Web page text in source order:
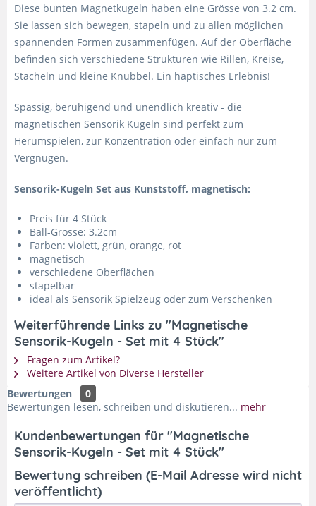
Diese bunten Magnetkugeln haben eine Grösse von 3.2 cm.
Sie lassen sich bewegen, stapeln und zu allen möglichen
spannenden Formen zusammenfügen. Auf der Oberfläche
befinden sich verschiedene Strukturen wie Rillen, Kreise,
Stacheln und kleine Knubbel. Ein haptisches Erlebnis!
Spassig, beruhigend und unendlich kreativ - die
magnetischen Sensorik Kugeln sind perfekt zum
Herumspielen, zur Konzentration oder einfach nur zum
Vergnügen.
Sensorik-Kugeln Set aus Kunststoff, magnetisch:
Preis für 4 Stück
Ball-Grösse: 3.2cm
Farben: violett, grün, orange, rot
magnetisch
verschiedene Oberflächen
stapelbar
ideal als Sensorik Spielzeug oder zum Verschenken
Weiterführende Links zu "Magnetische
Sensorik-Kugeln - Set mit 4 Stück"
Fragen zum Artikel?
Weitere Artikel von Diverse Hersteller
Bewertungen
0
Bewertungen lesen, schreiben und diskutieren... mehr
Kundenbewertungen für "Magnetische
Sensorik-Kugeln - Set mit 4 Stück"
Bewertung schreiben (E-Mail Adresse wird nicht
veröffentlicht)